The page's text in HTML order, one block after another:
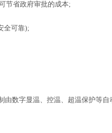
节省政府审批的成本;
全可靠);
数字显温、控温、超温保护等